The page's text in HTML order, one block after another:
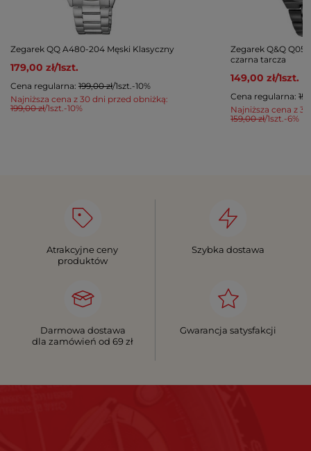
Zegarek QQ A480-204 Męski Klasyczny
179,00 zł/1szt.
Najniższa cena z 30 dni przed obniżką:
199,00 zł/1szt.-10%
Cena regularna: 199,00 zł/1szt.-10%
Zegarek Q&Q
czarna tarcza
149,00 zł/1szt.
Najniższa cena z
159,00 zł/1szt.-6%
Cena regularna:
Atrakcyjne ceny
produktów
Szybka dostawa
Darmowa dostawa
dla zamówień od 69 zł
Gwarancja satysfakcji